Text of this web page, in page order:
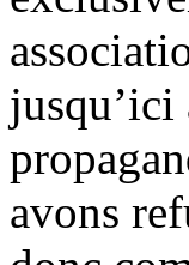
jusqu’ici
avons